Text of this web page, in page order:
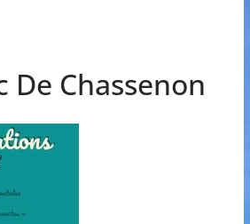
De Chassenon